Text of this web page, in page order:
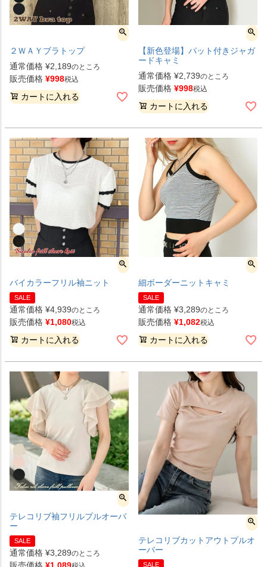
２ＷＡＹブラトップ
通常価格 ¥2,189のところ
販売価格 ¥998税込
カートに入れる
【新色登場】パット付きジャガ
ードキャミ
通常価格 ¥2,739のところ
販売価格 ¥998税込
カートに入れる
バイカラーフリル袖ニット
SALE
通常価格 ¥4,939のところ
販売価格 ¥1,080税込
カートに入れる
細ボーダーニットキャミ
SALE
通常価格 ¥3,289のところ
販売価格 ¥1,082税込
カートに入れる
テレコリブ袖フリルプルオーバ
ー
SALE
通常価格 ¥3,289のところ
テレコリブカットアウトプルオ
ーバー
SALE